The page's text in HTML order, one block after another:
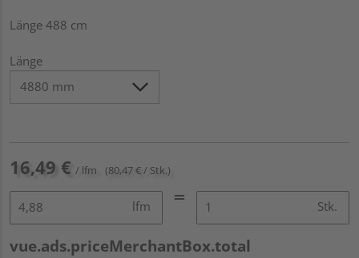
Länge 488 cm
Länge
16,49 € / lfm (80,47 € / Stk.)
lfm Stk.
vue.ads.priceMerchantBox.total